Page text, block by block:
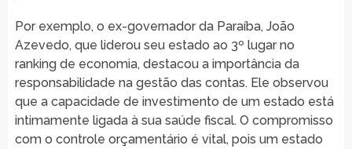
Por exemplo, o ex-governador da Paraíba, João
Azevedo, que liderou seu estado ao 3º lugar no
ranking de economia, destacou a importância da
responsabilidade na gestão das contas. Ele observou
que a capacidade de investimento de um estado está
intimamente ligada à sua saúde fiscal. O compromisso
com o controle orçamentário é vital, pois um estado